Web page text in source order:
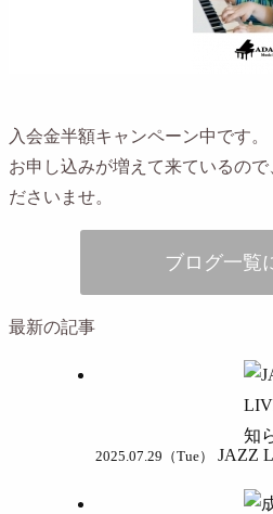
入会金半額キャンペーン中です。
お申し込みが増えて来ているの
ださいませ。
ブログ一覧
最新の記事
2025.07.29（Tue） JAZZ